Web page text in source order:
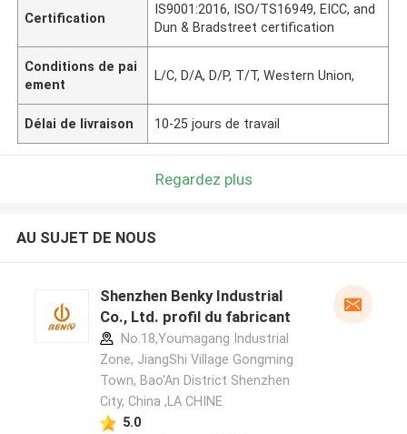
Certification
IS9001:2016, ISO/TS16949, EICC, and
Dun & Bradstreet certification
Conditions de pai
ement
L/C, D/A, D/P, T/T, Western Union,
Délai de livraison 10-25 jours de travail
Regardez plus
AU SUJET DE NOUS
Shenzhen Benky Industrial
Co., Ltd. profil du fabricant
No.18,Youmagang Industrial
Zone, JiangShi Village Gongming
Town, Bao'An District Shenzhen
City, China ,LA CHINE
5.0